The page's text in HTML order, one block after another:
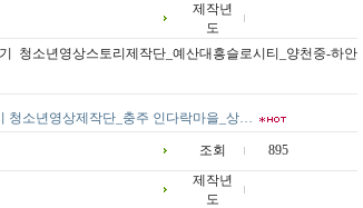
제작년
도
청소년영상스토리제작단_예산대흥슬로시티_양천중-하안
청소년영상제작단_충주 인다락마을_상…
조회 895
제작년
도